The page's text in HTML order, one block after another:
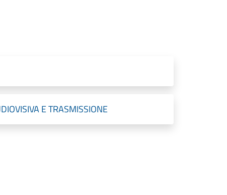
E TRASMISSIONE